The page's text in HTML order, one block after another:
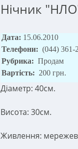
Нічник
Дата: 15.06.2010
Телефони: (044) 361-
Рубрика: Продам
Вартість: 200 грн.
Діаметр: 40см.
Висота: 30см.
Живлення: